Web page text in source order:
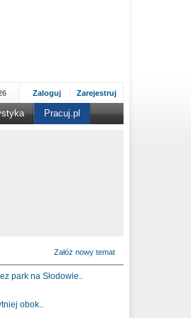
Zaloguj Zarejestruj
Pracuj.pl
Załóż nowy temat
park na Słodowie..
obok..